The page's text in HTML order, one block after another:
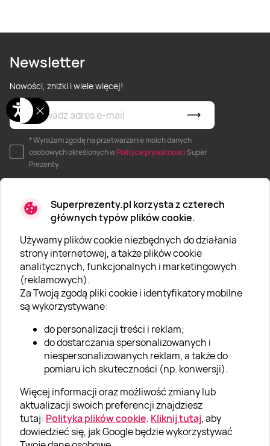
Superprezenty.pl korzysta z czterech
głównych typów plików cookie.
Używamy plików cookie niezbędnych do działania
strony internetowej, a także plików cookie
analitycznych, funkcjonalnych i marketingowych
(reklamowych).
Za Twoją zgodą pliki cookie i identyfikatory mobilne
są wykorzystywane:
do personalizacji treści i reklam;
do dostarczania spersonalizowanych i
niespersonalizowanych reklam, a także do
pomiaru ich skuteczności (np. konwersji).
Więcej informacji oraz możliwość zmiany lub
aktualizacji swoich preferencji znajdziesz
tutaj: Polityka plików cookie. Kliknij tutaj, aby
dowiedzieć się, jak Google będzie wykorzystywać
Newsletter
Nowości, zniżki i wiele więcej!
* Wyrażam zgodę na przetwarzanie moich danych
osobowych określonych wPolityce prywatnościSuper
Prezenty.
O SUPERPREZENTY
O nas
Aktualności
Kariera w Super Prezentach
Klub Lojalnościowy
Dodaj recenzję
Informacje